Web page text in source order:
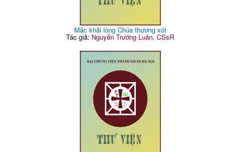
Mặc khải lòng Chúa thương xót
Tác giả: Nguyễn Trường Luân, CSsR